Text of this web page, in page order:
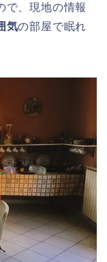
で、現地の情報
気の部屋で眠れ